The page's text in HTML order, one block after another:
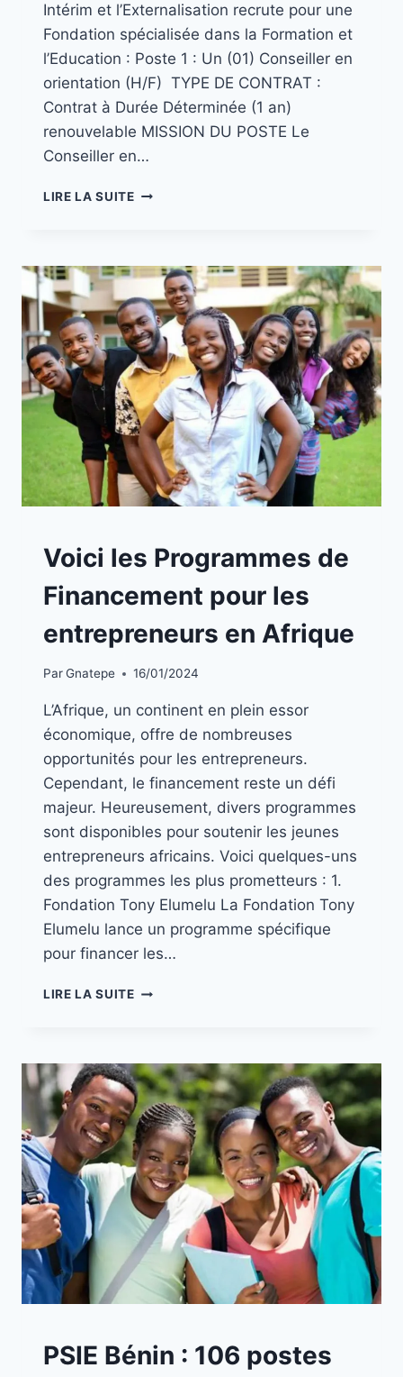
Intérim et l’Externalisation recrute pour une
Fondation spécialisée dans la Formation et
l’Education : Poste 1 : Un (01) Conseiller en
orientation (H/F) TYPE DE CONTRAT :
Contrat à Durée Déterminée (1 an)
renouvelable MISSION DU POSTE Le
Conseiller en…
LIRE LA SUITE
A
LA
Voici les Programmes de
Financement pour les
entrepreneurs en Afrique
ParGnatepe 16/01/2024
L’Afrique, un continent en plein essor
économique, offre de nombreuses
opportunités pour les entrepreneurs.
Cependant, le financement reste un défi
majeur. Heureusement, divers programmes
sont disponibles pour soutenir les jeunes
entrepreneurs africains. Voici quelques-uns
des programmes les plus prometteurs : 1.
Fondation Tony Elumelu La Fondation Tony
Elumelu lance un programme spécifique
pour financer les…
LIRE LA SUITE
A
LA
PSIE Bénin : 106 postes